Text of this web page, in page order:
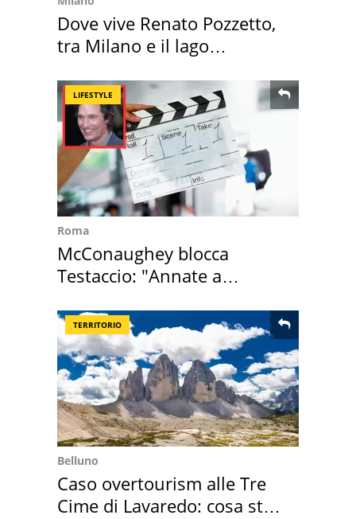
Dove vive Renato Pozzetto,
tra Milano e il lago
LIFESTYLE
Roma
McConaughey blocca
Testaccio: "Annate a
TERRITORIO
Belluno
Caso overtourism alle Tre
Cime di Lavaredo: cosa sta